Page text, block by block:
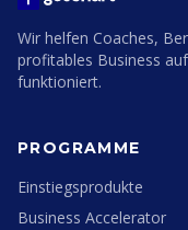
Wir helfen Coaches,
profitables Business
funktioniert.
PROGRAMME
Einstiegsprodukte
Business Accelerator